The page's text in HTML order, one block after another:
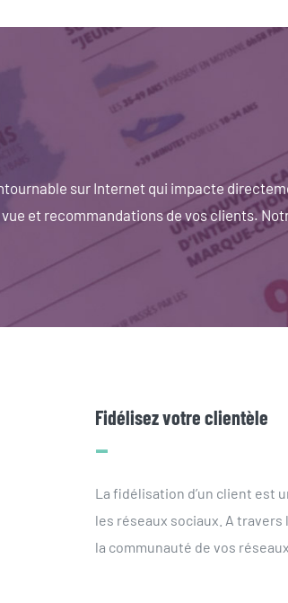
sur Internet qui impacte
et recommandations de vos clients.
Fidélisez votre clientèle
–
La fidélisation d’un client est
les réseaux sociaux. A
la communauté de vos